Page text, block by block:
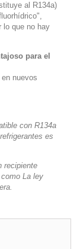
al R134a)
lo que no hay
para el
nuevos
con R134a
es
recipiente
La ley